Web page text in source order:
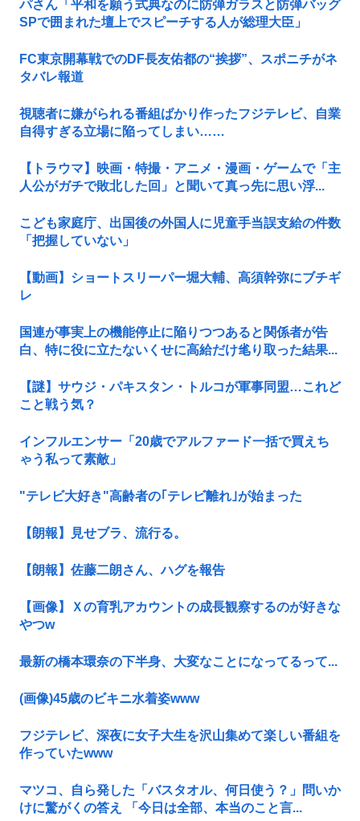
パさん「平和を願う式典なのに防弾ガラスと防弾バッグ
SPで囲まれた壇上でスピーチする人が総理大臣」
FC東京開幕戦でのDF長友佑都の“挨拶”、スポニチがネ
タバレ報道
視聴者に嫌がられる番組ばかり作ったフジテレビ、自業
自得すぎる立場に陥ってしまい……
【トラウマ】映画・特撮・アニメ・漫画・ゲームで「主
人公がガチで敗北した回」と聞いて真っ先に思い浮...
こども家庭庁、出国後の外国人に児童手当誤支給の件数
「把握していない」
【動画】ショートスリーパー堀大輔、高須幹弥にブチギ
レ
国連が事実上の機能停止に陥りつつあると関係者が告
白、特に役に立たないくせに高給だけ毟り取った結果...
【謎】サウジ・パキスタン・トルコが軍事同盟…これど
こと戦う気？
インフルエンサー「20歳でアルファード一括で買えち
ゃう私って素敵」
"テレビ大好き"高齢者の｢テレビ離れ｣が始まった
【朗報】見せブラ、流行る。
【朗報】佐藤二朗さん、ハグを報告
【画像】Ｘの育乳アカウントの成長観察するのが好きな
やつw
最新の橋本環奈の下半身、大変なことになってるって...
(画像)45歳のビキニ水着姿www
フジテレビ、深夜に女子大生を沢山集めて楽しい番組を
作っていたwww
マツコ、自ら発した「バスタオル、何日使う？」問いか
けに驚がくの答え 「今日は全部、本当のこと言...